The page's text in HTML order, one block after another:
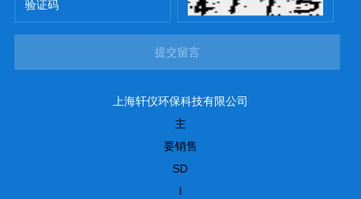
提交留言
上海轩仪环保科技有限公司
主
要销售
SD
I